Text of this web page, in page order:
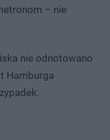
– nie
nie odnotowano
Hamburga